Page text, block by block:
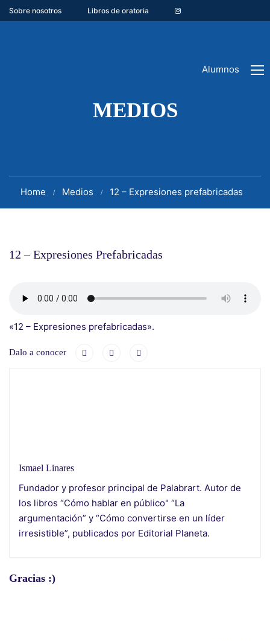
Sobre nosotros Libros de oratoria
Alumnos
MEDIOS
Home Medios 12 – Expresiones prefabricadas
12 – Expresiones Prefabricadas
«12 – Expresiones prefabricadas».
Dalo a conocer
Ismael Linares
Fundador y profesor principal de Palabrart. Autor de
los libros “Cómo hablar en público" “La
argumentación” y “Cómo convertirse en un líder
irresistible”, publicados por Editorial Planeta.
Gracias :)